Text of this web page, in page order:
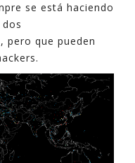
se está haciendo
pero que pueden